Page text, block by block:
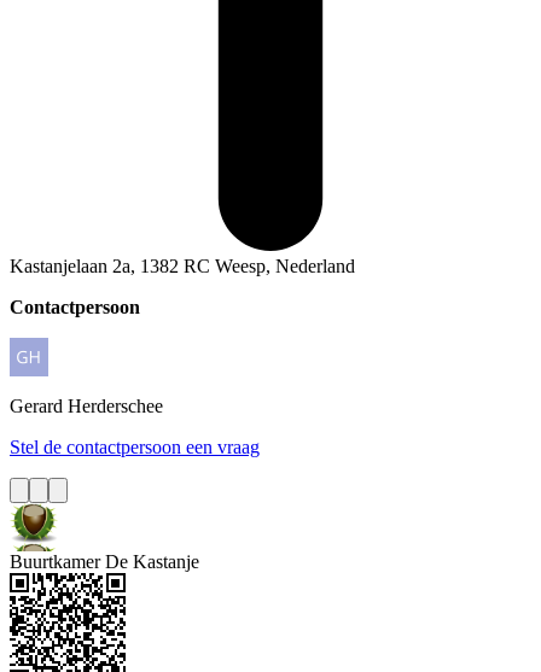
Kastanjelaan 2a, 1382 RC Weesp, Nederland
Contactpersoon
Gerard Herderschee
Stel de contactpersoon een vraag
Buurtkamer De Kastanje